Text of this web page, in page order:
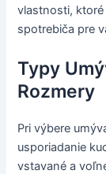
vlastnosti,
spotrebiča pre
Typy
Rozmery
Pri výbere
usporiadanie
vstavané a